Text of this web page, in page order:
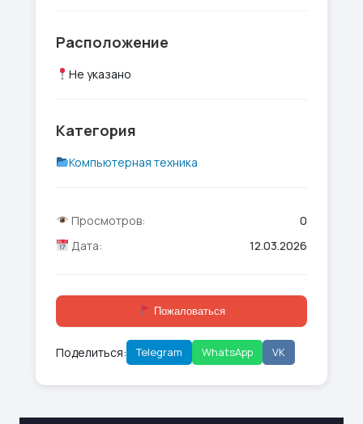
Расположение
Не указано
Категория
Компьютерная техника
Просмотров:
0
Дата:
12.03.2026
Пожаловаться
Поделиться: Telegram WhatsApp VK